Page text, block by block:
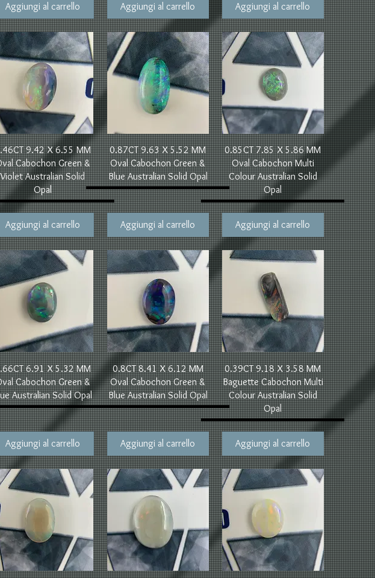
Aggiungi al carrello Aggiungi al carrello Aggiungi al carrello
Vista rapida
9.42 X 6.55 MM
Cabochon Green &
Violet Australian Solid
Opal
Aggiungi al carrello
Vista rapida
0.87CT 9.63 X 5.52 MM
Oval Cabochon Green &
Blue Australian Solid Opal
Aggiungi al carrello
Vista rapida
0.85CT 7.85 X 5.86 MM
Oval Cabochon Multi
Colour Australian Solid
Opal
Aggiungi al carrello
Vista rapida
6.91 X 5.32 MM
Cabochon Green &
Australian Solid Opal
Aggiungi al carrello
Vista rapida
0.8CT 8.41 X 6.12 MM
Oval Cabochon Green &
Blue Australian Solid Opal
Aggiungi al carrello
Vista rapida
0.39CT 9.18 X 3.58 MM
Baguette Cabochon Multi
Colour Australian Solid
Opal
Aggiungi al carrello